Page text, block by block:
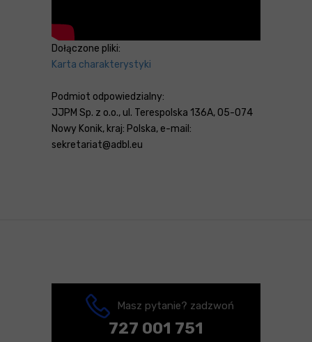
Dołączone pliki:
Karta charakterystyki
Podmiot odpowiedzialny:
JJPM Sp. z o.o., ul. Terespolska 136A, 05-074
Nowy Konik, kraj: Polska, e-mail:
sekretariat@adbl.eu
Masz pytanie? zadzwoń
727 001 751